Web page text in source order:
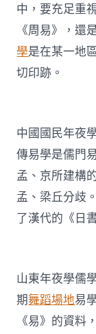
中，要充足重
《周易》，還
學是在某一地
切印跡。
中國國民年夜
傳易學是儒門
孟、京所建構
孟、梁丘分歧
了漢代的《日
山東年夜學儒
期舞蹈場地易
《易》的資料